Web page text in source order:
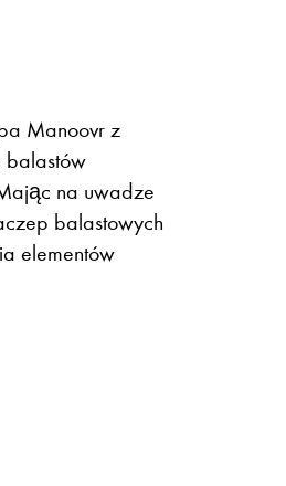
Manoovr z
balastów
na uwadze
balastowych
elementów